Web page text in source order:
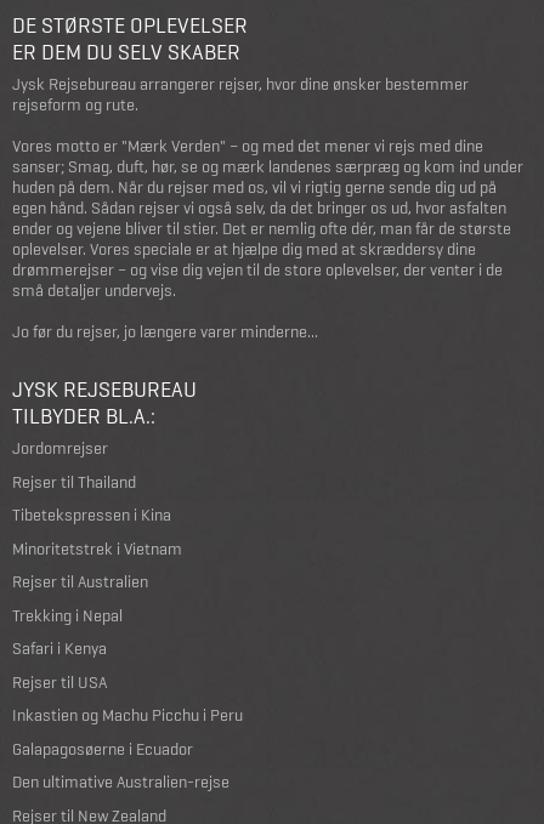
DE STØRSTE OPLEVELSER
ER DEM DU SELV SKABER
Jysk Rejsebureau arrangerer rejser, hvor dine ønsker bestemmer
rejseform og rute.
Vores motto er "Mærk Verden" – og med det mener vi rejs med dine
sanser; Smag, duft, hør, se og mærk landenes særpræg og kom ind under
huden på dem. Når du rejser med os, vil vi rigtig gerne sende dig ud på
egen hånd. Sådan rejser vi også selv, da det bringer os ud, hvor asfalten
ender og vejene bliver til stier. Det er nemlig ofte dér, man får de største
oplevelser. Vores speciale er at hjælpe dig med at skræddersy dine
drømmerejser – og vise dig vejen til de store oplevelser, der venter i de
små detaljer undervejs.
Jo før du rejser, jo længere varer minderne...
JYSK REJSEBUREAU
TILBYDER BL.A.:
Jordomrejser
Rejser til Thailand
Tibetekspressen i Kina
Minoritetstrek i Vietnam
Rejser til Australien
Trekking i Nepal
Safari i Kenya
Rejser til USA
Inkastien og Machu Picchu i Peru
Galapagosøerne i Ecuador
Den ultimative Australien-rejse
Rejser til New Zealand